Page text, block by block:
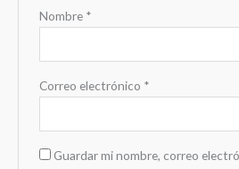
Nombre *
Correo electrónico *
Guardar mi nombre, correo